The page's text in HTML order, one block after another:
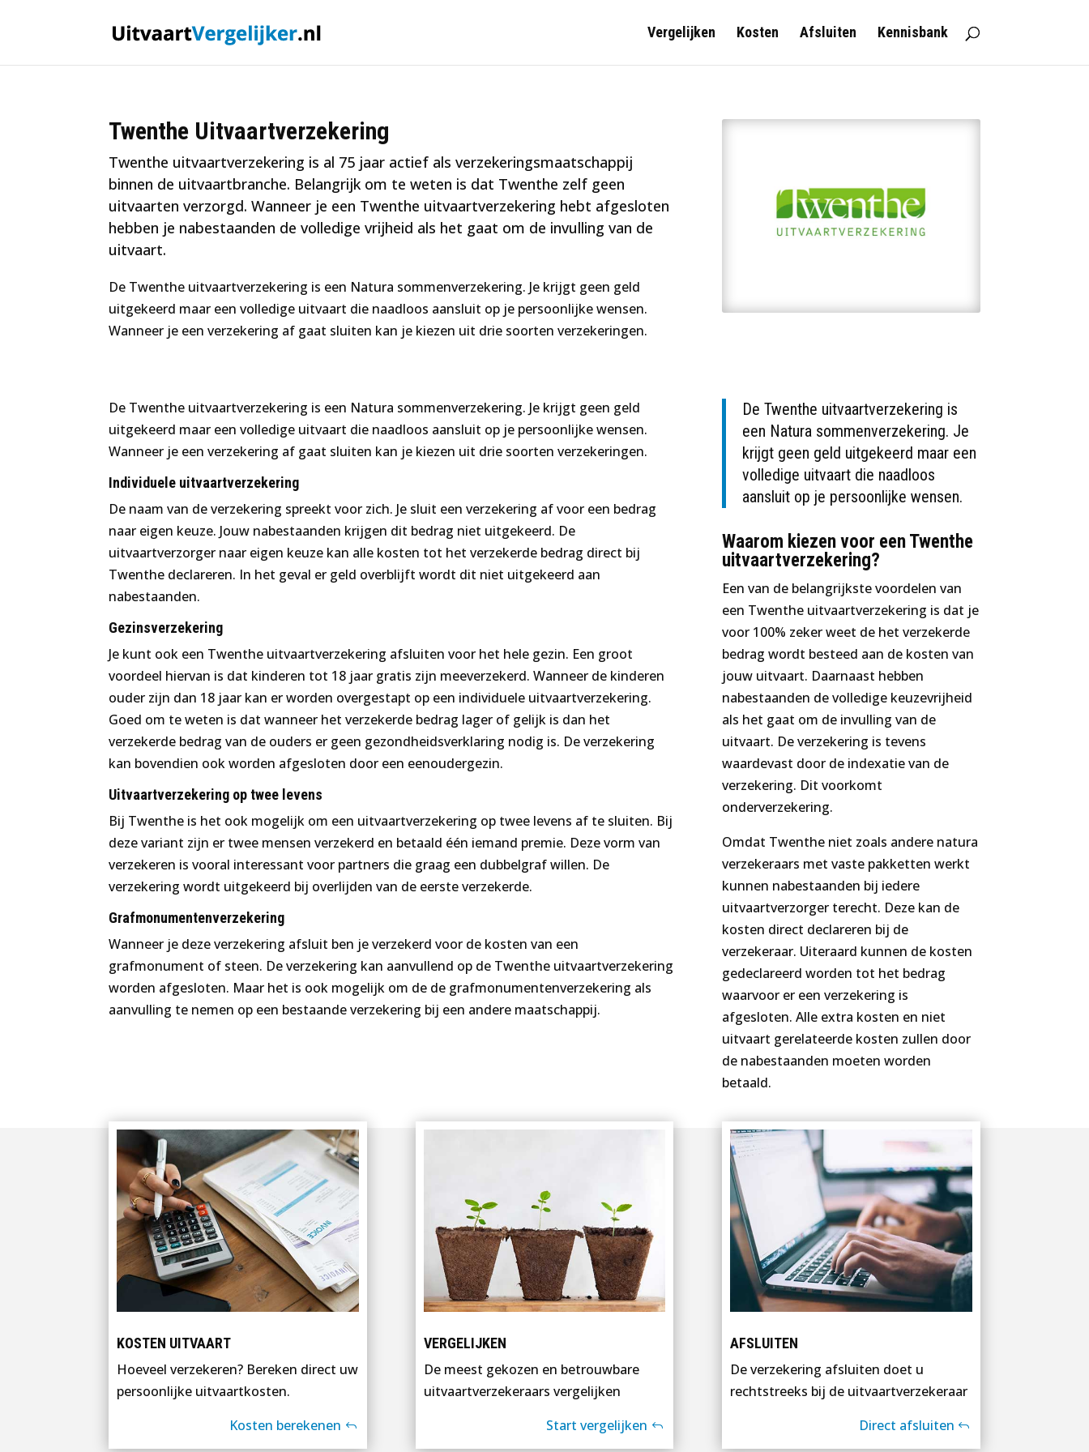
Vergelijken Kosten Afsluiten Kennisbank
Twenthe Uitvaartverzekering
Twenthe uitvaartverzekering is al 75 jaar actief als verzekeringsmaatschappij
binnen de uitvaartbranche. Belangrijk om te weten is dat Twenthe zelf geen
uitvaarten verzorgd. Wanneer je een Twenthe uitvaartverzekering hebt afgesloten
hebben je nabestaanden de volledige vrijheid als het gaat om de invulling van de
uitvaart.
De Twenthe uitvaartverzekering is een Natura sommenverzekering. Je krijgt geen geld
uitgekeerd maar een volledige uitvaart die naadloos aansluit op je persoonlijke wensen.
Wanneer je een verzekering af gaat sluiten kan je kiezen uit drie soorten verzekeringen.
De Twenthe uitvaartverzekering is een Natura sommenverzekering. Je krijgt geen geld
uitgekeerd maar een volledige uitvaart die naadloos aansluit op je persoonlijke wensen.
Wanneer je een verzekering af gaat sluiten kan je kiezen uit drie soorten verzekeringen.
Individuele uitvaartverzekering
De naam van de verzekering spreekt voor zich. Je sluit een verzekering af voor een bedrag
naar eigen keuze. Jouw nabestaanden krijgen dit bedrag niet uitgekeerd. De
uitvaartverzorger naar eigen keuze kan alle kosten tot het verzekerde bedrag direct bij
Twenthe declareren. In het geval er geld overblijft wordt dit niet uitgekeerd aan
nabestaanden.
Gezinsverzekering
Je kunt ook een Twenthe uitvaartverzekering afsluiten voor het hele gezin. Een groot
voordeel hiervan is dat kinderen tot 18 jaar gratis zijn meeverzekerd. Wanneer de kinderen
ouder zijn dan 18 jaar kan er worden overgestapt op een individuele uitvaartverzekering.
Goed om te weten is dat wanneer het verzekerde bedrag lager of gelijk is dan het
verzekerde bedrag van de ouders er geen gezondheidsverklaring nodig is. De verzekering
kan bovendien ook worden afgesloten door een eenoudergezin.
Uitvaartverzekering op twee levens
Bij Twenthe is het ook mogelijk om een uitvaartverzekering op twee levens af te sluiten. Bij
deze variant zijn er twee mensen verzekerd en betaald één iemand premie. Deze vorm van
verzekeren is vooral interessant voor partners die graag een dubbelgraf willen. De
verzekering wordt uitgekeerd bij overlijden van de eerste verzekerde.
Grafmonumentenverzekering
Wanneer je deze verzekering afsluit ben je verzekerd voor de kosten van een
grafmonument of steen. De verzekering kan aanvullend op de Twenthe uitvaartverzekering
worden afgesloten. Maar het is ook mogelijk om de de grafmonumentenverzekering als
aanvulling te nemen op een bestaande verzekering bij een andere maatschappij.
De Twenthe uitvaartverzekering is
een Natura sommenverzekering. Je
krijgt geen geld uitgekeerd maar een
volledige uitvaart die naadloos
aansluit op je persoonlijke wensen.
Waarom kiezen voor een Twenthe
uitvaartverzekering?
Een van de belangrijkste voordelen van
een Twenthe uitvaartverzekering is dat je
voor 100% zeker weet de het verzekerde
bedrag wordt besteed aan de kosten van
jouw uitvaart. Daarnaast hebben
nabestaanden de volledige keuzevrijheid
als het gaat om de invulling van de
uitvaart. De verzekering is tevens
waardevast door de indexatie van de
verzekering. Dit voorkomt
onderverzekering.
Omdat Twenthe niet zoals andere natura
verzekeraars met vaste pakketten werkt
kunnen nabestaanden bij iedere
uitvaartverzorger terecht. Deze kan de
kosten direct declareren bij de
verzekeraar. Uiteraard kunnen de kosten
gedeclareerd worden tot het bedrag
waarvoor er een verzekering is
afgesloten. Alle extra kosten en niet
uitvaart gerelateerde kosten zullen door
de nabestaanden moeten worden
betaald.
KOSTEN UITVAART
Hoeveel verzekeren? Bereken direct uw
persoonlijke uitvaartkosten.
Kosten berekenen
VERGELIJKEN
De meest gekozen en betrouwbare
uitvaartverzekeraars vergelijken
Start vergelijken
AFSLUITEN
De verzekering afsluiten doet u
rechtstreeks bij de uitvaartverzekeraar
Direct afsluiten